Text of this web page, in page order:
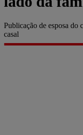
Publicação de esposa
casal